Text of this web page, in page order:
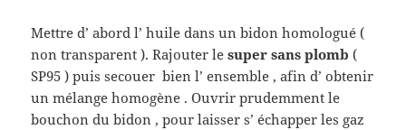
Mettre d’ abord l’ huile dans un bidon homologué (
non transparent ). Rajouter lesuper sans plomb (
SP95 ) puis secouer bien l’ ensemble , afin d’ obtenir
un mélange homogène . Ouvrir prudemment le
bouchon du bidon , pour laisser s’ échapper les gaz